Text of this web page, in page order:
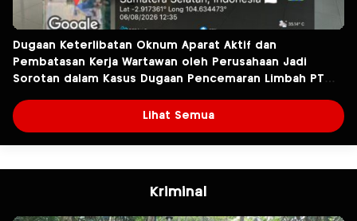
Dugaan Keterlibatan Oknum Aparat Aktif dan
Pembatasan Kerja Wartawan oleh Perusahaan Jadi
Sorotan dalam Kasus Dugaan Pencemaran Limbah PT
Lihat Semua
Kriminal